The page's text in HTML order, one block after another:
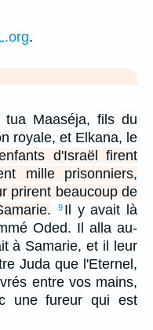
.
tua Maaséja, fils du
royale, et Elkana, le
d'Israël firent
mille prisonniers,
prirent beaucoup de
9 Il y avait là
Oded. Il alla au-
à Samarie, et il leur
Juda que l'Eternel,
entre vos mains,
une fureur qui est